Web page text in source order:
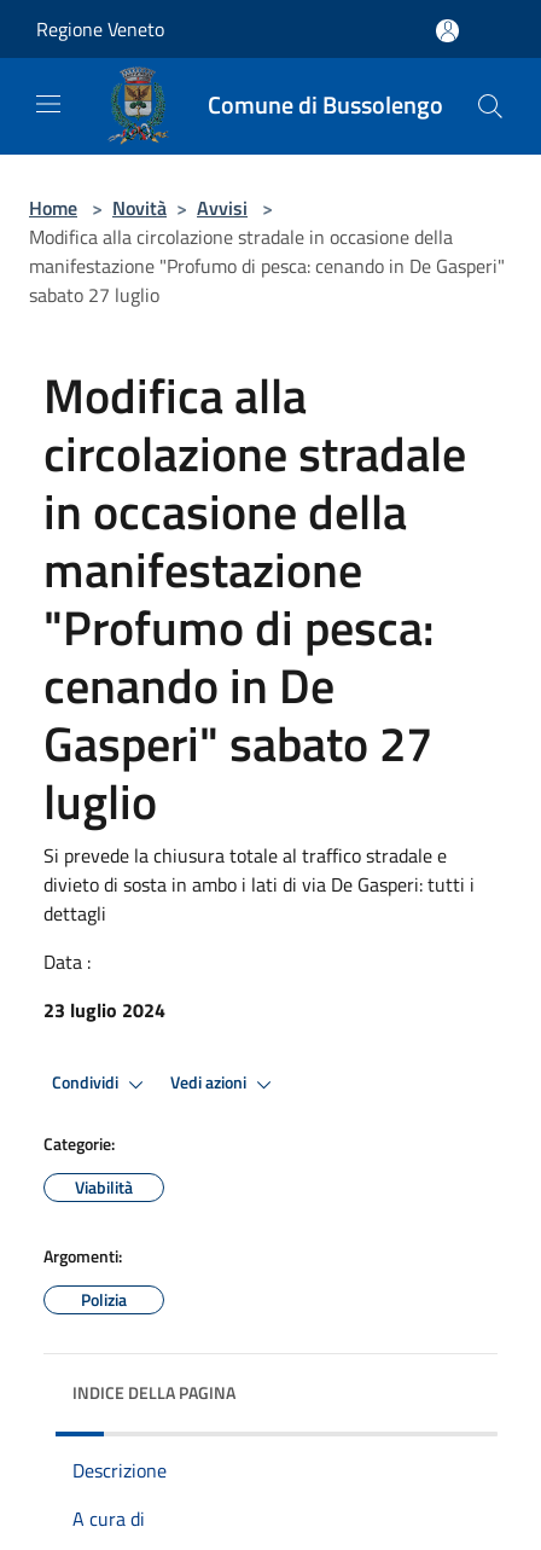
Regione Veneto
Comune di Bussolengo
Home > Novità > Avvisi >
Modifica alla circolazione stradale in occasione della
manifestazione "Profumo di pesca: cenando in De Gasperi"
sabato 27 luglio
Modifica alla
circolazione stradale
in occasione della
manifestazione
"Profumo di pesca:
cenando in De
Gasperi" sabato 27
luglio
Si prevede la chiusura totale al traffico stradale e
divieto di sosta in ambo i lati di via De Gasperi: tutti i
dettagli
Data :
23 luglio 2024
Condividi Vedi azioni
Categorie:
Viabilità
Argomenti:
Polizia
INDICE DELLA PAGINA
Descrizione
A cura di